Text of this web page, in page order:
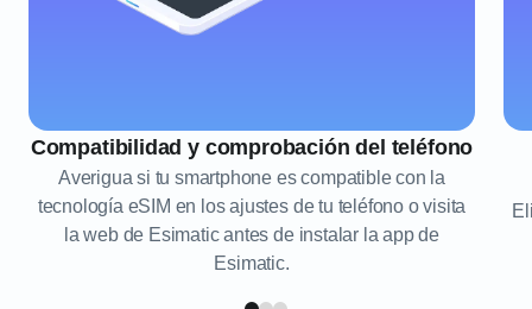
Compatibilidad y comprobación del teléfono
Averigua si tu smartphone es compatible con la
tecnología eSIM en los ajustes de tu teléfono o visita
la web de Esimatic antes de instalar la app de
Esimatic.